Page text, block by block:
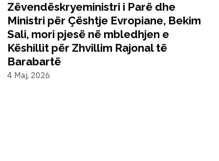
Zëvendëskryeministri i Parë dhe
Ministri për Çështje Evropiane, Bekim
Sali, mori pjesë në mbledhjen e
Këshillit për Zhvillim Rajonal të
Barabartë
4 Maj, 2026